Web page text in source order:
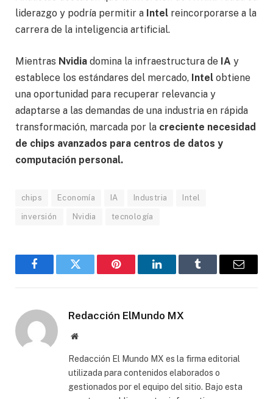
liderazgo y podría permitir a Intel reincorporarse a la
carrera de la inteligencia artificial.
Mientras Nvidia domina la infraestructura de IA y
establece los estándares del mercado, Intel obtiene
una oportunidad para recuperar relevancia y
adaptarse a las demandas de una industria en rápida
transformación, marcada por la creciente necesidad
de chips avanzados para centros de datos y
computación personal.
chips Economía IA Industria Intel
inversión Nvidia tecnología
FacebookGorjeo Pinterest LinkedInTumblr
Correo
Redacción ElMundo MX
Sitio
Redacción El Mundo MX es la firma editorial
utilizada para contenidos elaborados o
gestionados por el equipo del sitio. Bajo esta